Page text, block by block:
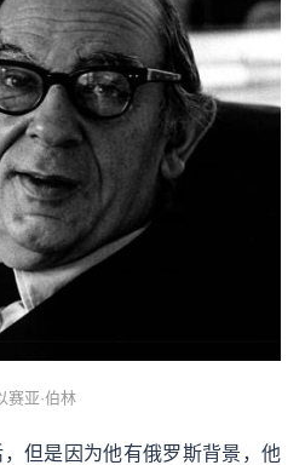
赛亚·伯林
但是因为他有俄罗斯背景，他